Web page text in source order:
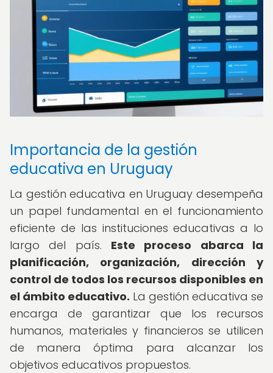
Importancia de la gestión
educativa en Uruguay
La gestión educativa en Uruguay desempeña
un papel fundamental en el funcionamiento
eficiente de las instituciones educativas a lo
largo del país. Este proceso abarca la
planificación, organización, dirección y
control de todos los recursos disponibles en
el ámbito educativo. La gestión educativa se
encarga de garantizar que los recursos
humanos, materiales y financieros se utilicen
de manera óptima para alcanzar los
objetivos educativos propuestos.